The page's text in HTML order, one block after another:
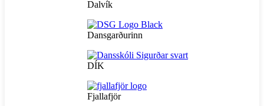
Dalvík
Dansgarðurinn
DÍK
Fjallafjör